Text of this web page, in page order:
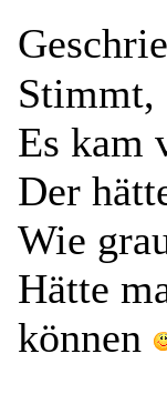
Stimmt,
Es kam
Der
Wie
Hätte
können